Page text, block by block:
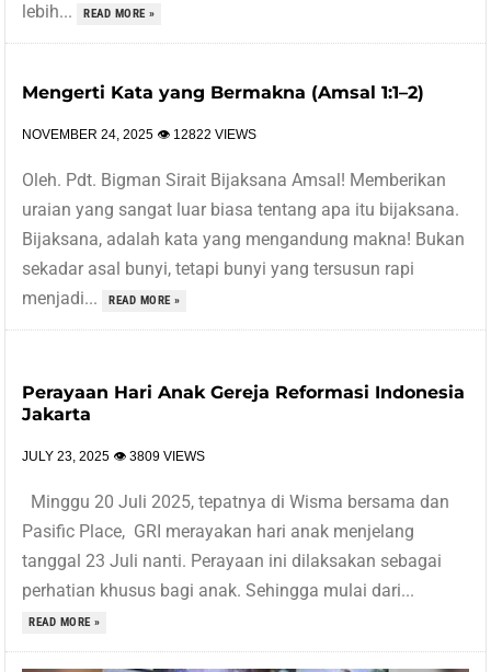
lebih...
READ MORE »
Mengerti Kata yang Bermakna (Amsal 1:1–2)
NOVEMBER 24, 2025 👁 12822 VIEWS
Oleh. Pdt. Bigman Sirait Bijaksana Amsal! Memberikan
uraian yang sangat luar biasa tentang apa itu bijaksana.
Bijaksana, adalah kata yang mengandung makna! Bukan
sekadar asal bunyi, tetapi bunyi yang tersusun rapi
menjadi...
READ MORE »
Perayaan Hari Anak Gereja Reformasi Indonesia
Jakarta
JULY 23, 2025 👁 3809 VIEWS
Minggu 20 Juli 2025, tepatnya di Wisma bersama dan
Pasific Place, GRI merayakan hari anak menjelang
tanggal 23 Juli nanti. Perayaan ini dilaksakan sebagai
perhatian khusus bagi anak. Sehingga mulai dari...
READ MORE »